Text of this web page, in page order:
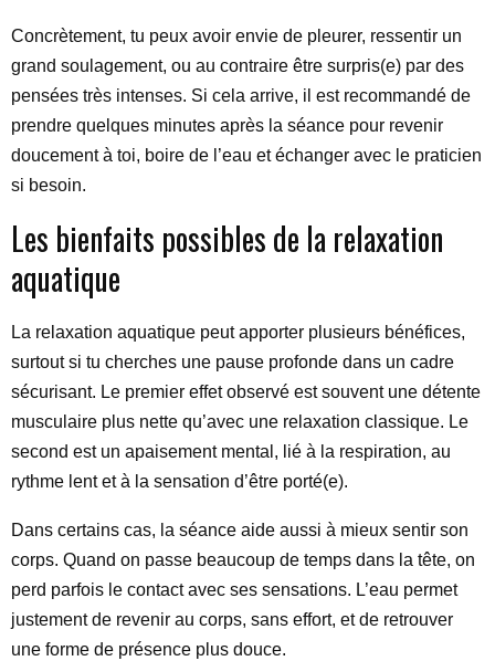
Concrètement, tu peux avoir envie de pleurer, ressentir un
grand soulagement, ou au contraire être surpris(e) par des
pensées très intenses. Si cela arrive, il est recommandé de
prendre quelques minutes après la séance pour revenir
doucement à toi, boire de l’eau et échanger avec le praticien
si besoin.
Les bienfaits possibles de la relaxation
aquatique
La relaxation aquatique peut apporter plusieurs bénéfices,
surtout si tu cherches une pause profonde dans un cadre
sécurisant. Le premier effet observé est souvent une détente
musculaire plus nette qu’avec une relaxation classique. Le
second est un apaisement mental, lié à la respiration, au
rythme lent et à la sensation d’être porté(e).
Dans certains cas, la séance aide aussi à mieux sentir son
corps. Quand on passe beaucoup de temps dans la tête, on
perd parfois le contact avec ses sensations. L’eau permet
justement de revenir au corps, sans effort, et de retrouver
une forme de présence plus douce.